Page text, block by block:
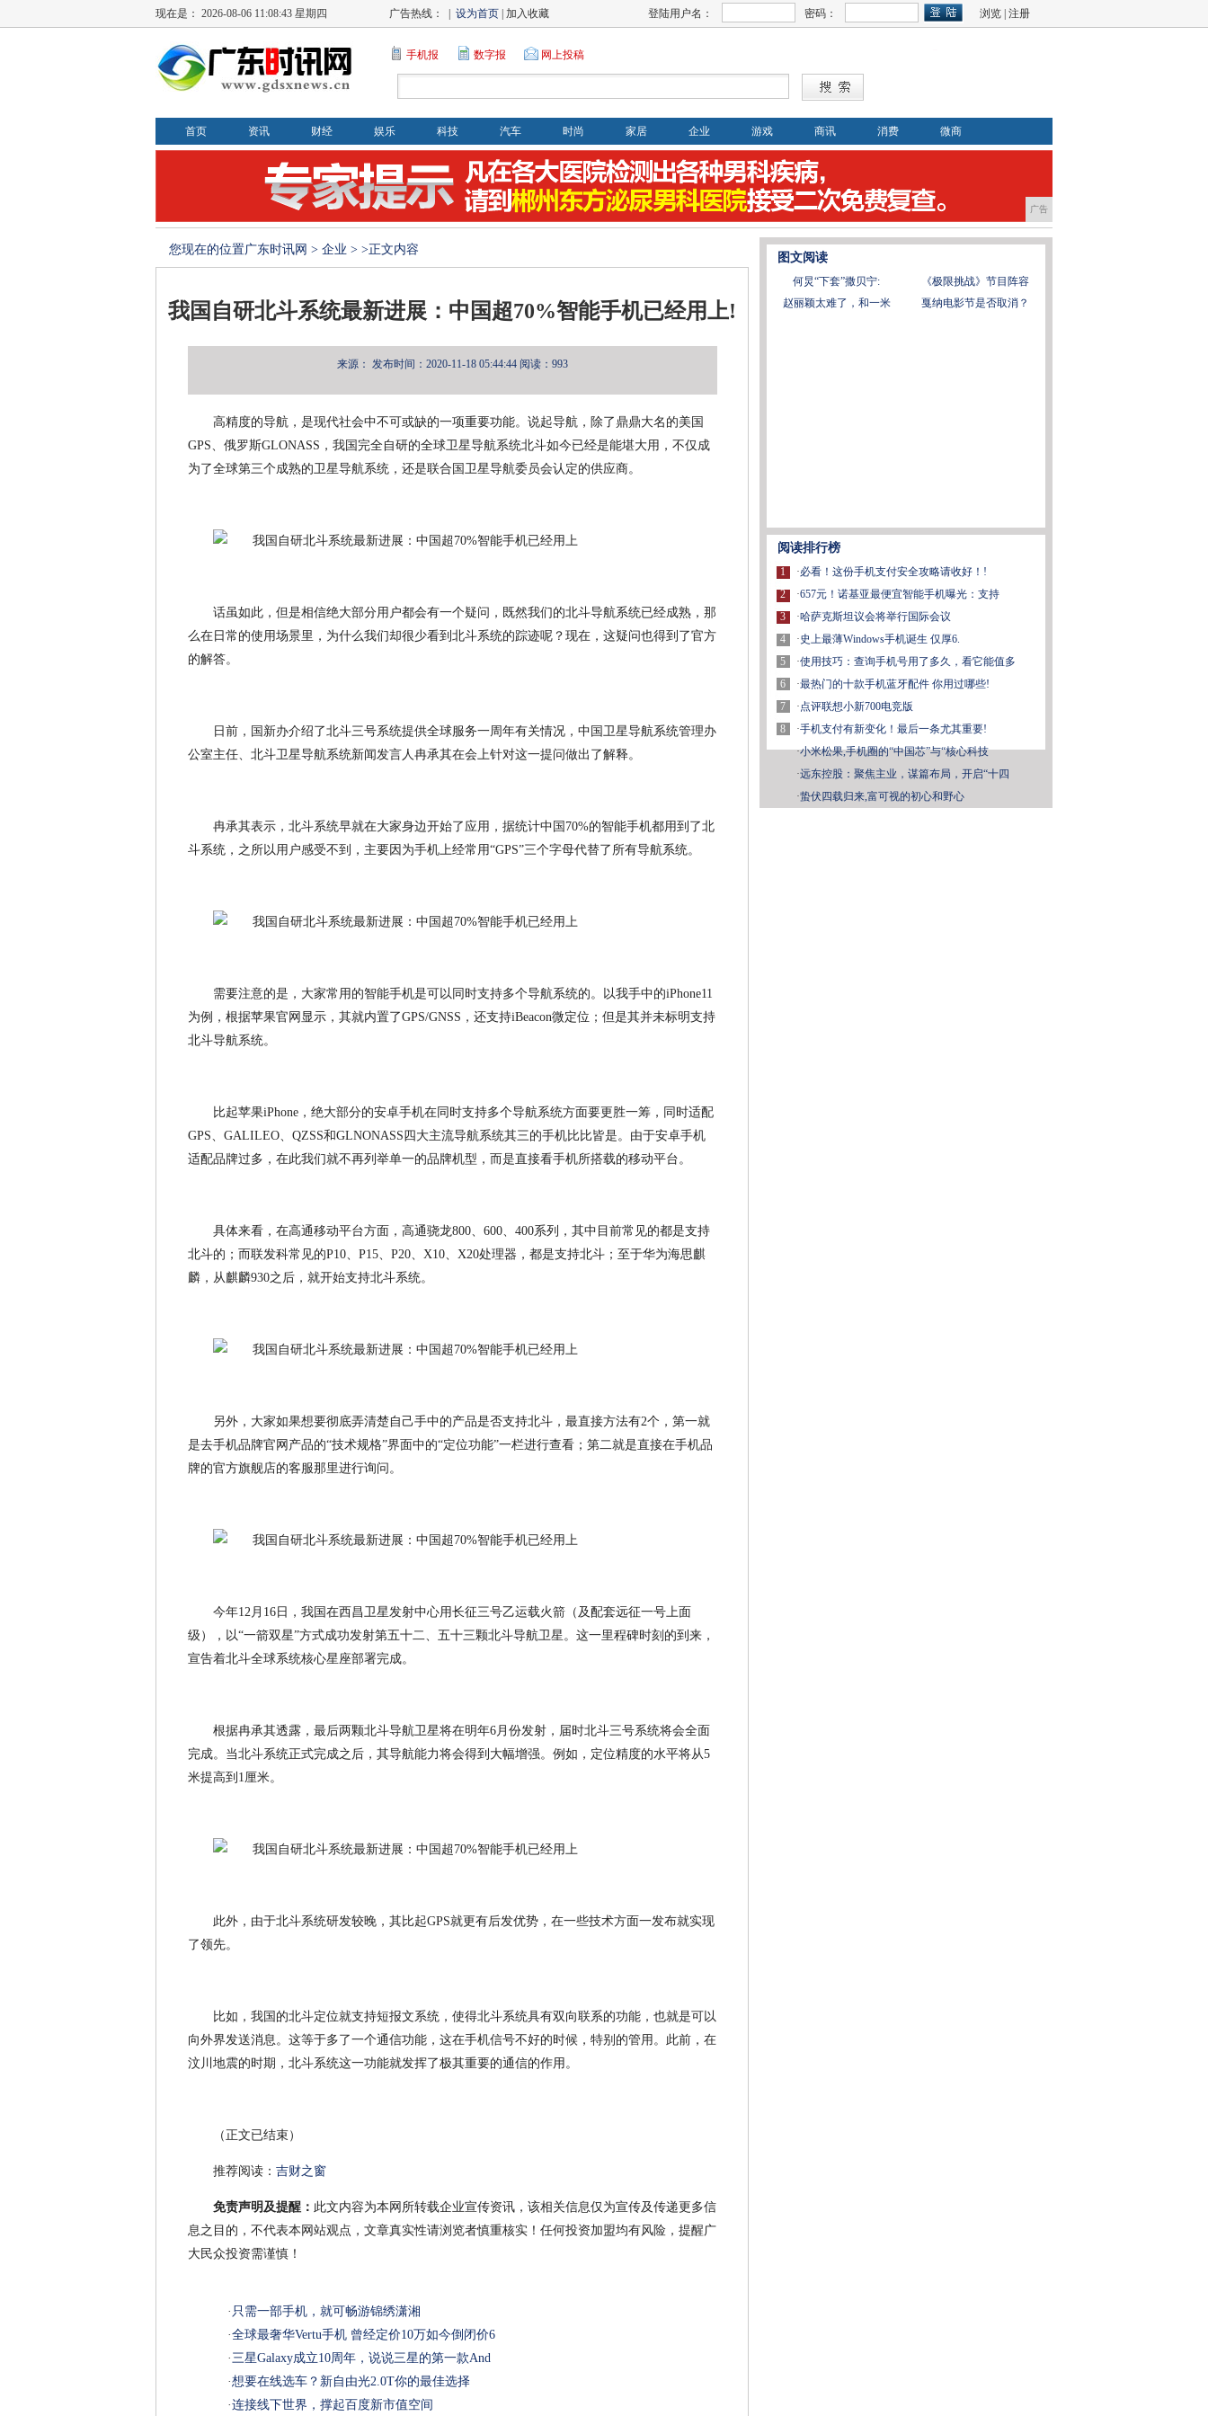
现在是： 2026-08-06 11:08:44 星期四 广告热线： | 设为首页 | 加入收藏 登陆用户名： 密码： 浏览 注册
手机报 数字报 网上投稿
首页 资讯 财经 娱乐 科技 汽车 时尚 家居 企业 游戏 商讯 消费 微商
广告
您现在的位置广东时讯网 > 企业 > >正文内容
我国自研北斗系统最新进展：中国超70%智能手机已经用上!
来源： 发布时间：2020-11-18 05:44:44 阅读：993
高精度的导航，是现代社会中不可或缺的一项重要功能。说起导航，除了鼎鼎大名的美国
GPS、俄罗斯GLONASS，我国完全自研的全球卫星导航系统北斗如今已经是能堪大用，不仅成
为了全球第三个成熟的卫星导航系统，还是联合国卫星导航委员会认定的供应商。
话虽如此，但是相信绝大部分用户都会有一个疑问，既然我们的北斗导航系统已经成熟，那
么在日常的使用场景里，为什么我们却很少看到北斗系统的踪迹呢？现在，这疑问也得到了官方
的解答。
日前，国新办介绍了北斗三号系统提供全球服务一周年有关情况，中国卫星导航系统管理办
公室主任、北斗卫星导航系统新闻发言人冉承其在会上针对这一提问做出了解释。
冉承其表示，北斗系统早就在大家身边开始了应用，据统计中国70%的智能手机都用到了北
斗系统，之所以用户感受不到，主要因为手机上经常用“GPS”三个字母代替了所有导航系统。
需要注意的是，大家常用的智能手机是可以同时支持多个导航系统的。以我手中的iPhone11
为例，根据苹果官网显示，其就内置了GPS/GNSS，还支持iBeacon微定位；但是其并未标明支持
北斗导航系统。
比起苹果iPhone，绝大部分的安卓手机在同时支持多个导航系统方面要更胜一筹，同时适配
GPS、GALILEO、QZSS和GLNONASS四大主流导航系统其三的手机比比皆是。由于安卓手机
适配品牌过多，在此我们就不再列举单一的品牌机型，而是直接看手机所搭载的移动平台。
具体来看，在高通移动平台方面，高通骁龙800、600、400系列，其中目前常见的都是支持
北斗的；而联发科常见的P10、P15、P20、X10、X20处理器，都是支持北斗；至于华为海思麒
麟，从麒麟930之后，就开始支持北斗系统。
另外，大家如果想要彻底弄清楚自己手中的产品是否支持北斗，最直接方法有2个，第一就
是去手机品牌官网产品的“技术规格”界面中的“定位功能”一栏进行查看；第二就是直接在手机品
牌的官方旗舰店的客服那里进行询问。
今年12月16日，我国在西昌卫星发射中心用长征三号乙运载火箭（及配套远征一号上面
级），以“一箭双星”方式成功发射第五十二、五十三颗北斗导航卫星。这一里程碑时刻的到来，
宣告着北斗全球系统核心星座部署完成。
根据冉承其透露，最后两颗北斗导航卫星将在明年6月份发射，届时北斗三号系统将会全面
完成。当北斗系统正式完成之后，其导航能力将会得到大幅增强。例如，定位精度的水平将从5
米提高到1厘米。
此外，由于北斗系统研发较晚，其比起GPS就更有后发优势，在一些技术方面一发布就实现
了领先。
比如，我国的北斗定位就支持短报文系统，使得北斗系统具有双向联系的功能，也就是可以
向外界发送消息。这等于多了一个通信功能，这在手机信号不好的时候，特别的管用。此前，在
汶川地震的时期，北斗系统这一功能就发挥了极其重要的通信的作用。
（正文已结束）
推荐阅读： 吉财之窗
免责声明及提醒： 此文内容为本网所转载企业宣传资讯，该相关信息仅为宣传及传递更多信
息之目的，不代表本网站观点，文章真实性请浏览者慎重核实！任何投资加盟均有风险，提醒广
大民众投资需谨慎！
· 只需一部手机，就可畅游锦绣潇湘
·全球最奢华Vertu手机 曾经定价10万如今倒闭价6
·三星Galaxy成立10周年，说说三星的第一款And
·想要在线选车？新自由光2.0T你的最佳选择
·连接线下世界，撑起百度新市值空间
图文阅读
何炅“下套”撒贝宁:
《极限挑战》节目阵容
赵丽颖太难了，和一米
戛纳电影节是否取消？
阅读排行榜
1
2
3
4
5
6
7
8
·必看！这份手机支付安全攻略请收好！!
·657元！诺基亚最便宜智能手机曝光：支持
·哈萨克斯坦议会将举行国际会议
·史上最薄Windows手机诞生 仅厚6.
·使用技巧：查询手机号用了多久，看它能值多
·最热门的十款手机蓝牙配件 你用过哪些!
·点评联想小新700电竞版
·手机支付有新变化！最后一条尤其重要!
·小米松果,手机圈的“中国芯”与“核心科技
·远东控股：聚焦主业，谋篇布局，开启“十四
·蛰伏四载归来,富可视的初心和野心